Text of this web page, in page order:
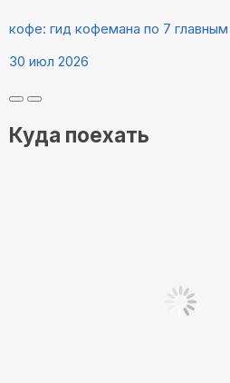
кофе: гид кофемана по 7
30 июл 2026
Куда поехать